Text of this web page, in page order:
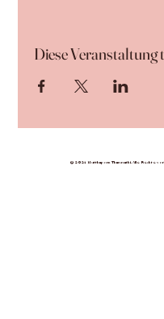
Diese Veranstaltung
© 2024 Nutthaporn Thammathi. Alle Rechte